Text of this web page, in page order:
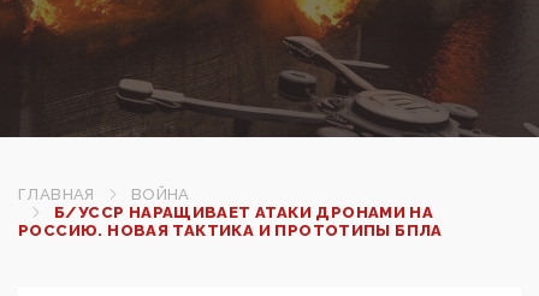
ГЛАВНАЯ
ВОЙНА
Б/УССР НАРАЩИВАЕТ АТАКИ ДРОНАМИ НА
РОССИЮ. НОВАЯ ТАКТИКА И ПРОТОТИПЫ БПЛА